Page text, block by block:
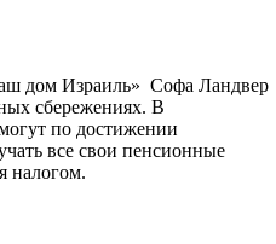
дом Израиль» Софа Ландвер
сбережениях. В
по достижении
все свои пенсионные
налогом.